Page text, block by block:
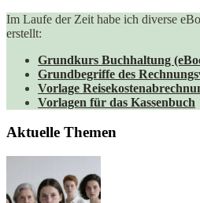
Im Laufe der Zeit habe ich diverse
erstellt:
Grundkurs Buchhaltung
Grundbegriffe des
Vorlage
Vorlagen für das Kassenbuch
Aktuelle Themen